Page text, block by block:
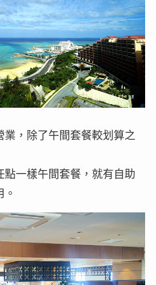
業，除了午間套餐較划算之
點一樣午間套餐，就有自助